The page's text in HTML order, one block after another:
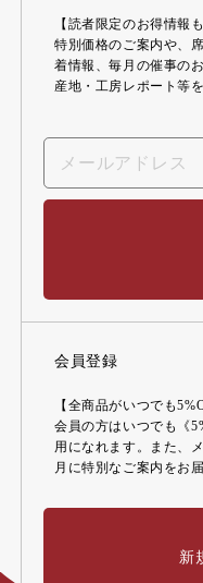
【読者限定のお得情報も
特別価格のご案内や、
着情報、毎月の催事の
産地・工房レポート等
会員登録
【全商品がいつでも
会員の方はいつでも《
用になれます。また、
月に特別なご案内をお
新